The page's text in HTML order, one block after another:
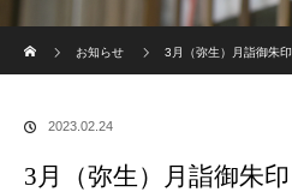
お知らせ
3月（弥生）月詣御朱印
2023.02.24
3月（弥生）月詣御朱印